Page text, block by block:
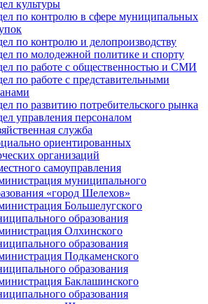
культуры
по контролю в сфере муниципальных
по контролю и делопроизводству
по молодежной политике и спорту
по работе с общественностью и СМИ
по работе с представительными
по развитию потребительского рынка
управления персоналом
служба
ориентированных
организаций
самоуправления
муниципального
«город Шелехов»
Большелугского
образования
Олхинского
образования
Подкаменского
образования
Баклашинского
образования